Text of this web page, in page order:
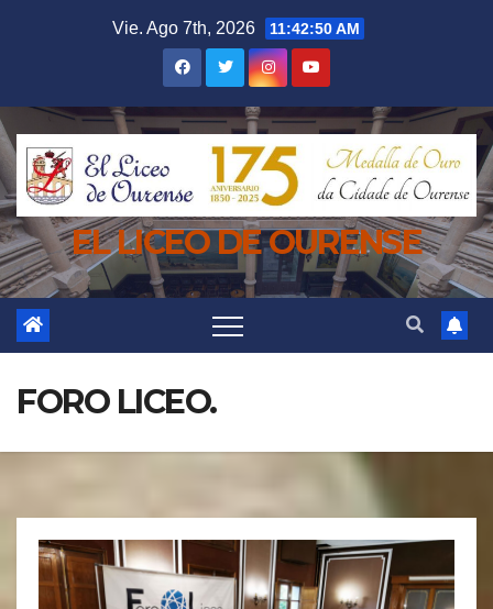
Vie. Ago 7th, 2026 11:42:51 AM
EL LICEO DE OURENSE
FORO LICEO.